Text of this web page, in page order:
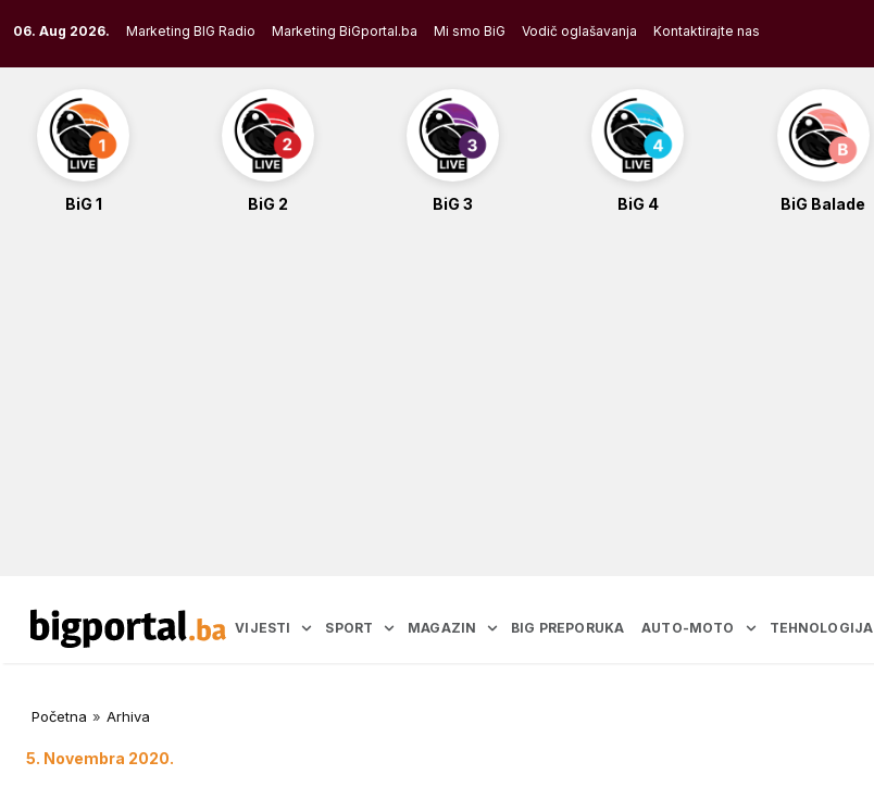
to
content
06. Aug 2026. Marketing BIG Radio Marketing BiGportal.ba Mi smo BiG Vodič oglašavanja Kontaktirajte nas
BiG 1 BiG 2 BiG 3 BiG 4 BiG Balade
VIJESTI SPORT MAGAZIN BIG PREPORUKA AUTO-MOTO TEHNOLOGIJA
Početna » Arhiva
5. Novembra 2020.